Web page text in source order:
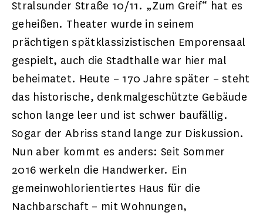
Stralsunder Straße 10/11. „Zum Greif“ hat es
geheißen. Theater wurde in seinem
prächtigen spätklassizistischen Emporensaal
gespielt, auch die Stadthalle war hier mal
beheimatet. Heute – 170 Jahre später – steht
das historische, denkmalgeschützte Gebäude
schon lange leer und ist schwer baufällig.
Sogar der Abriss stand lange zur Diskussion.
Nun aber kommt es anders: Seit Sommer
2016 werkeln die Handwerker. Ein
gemeinwohlorientiertes Haus für die
Nachbarschaft – mit Wohnungen,